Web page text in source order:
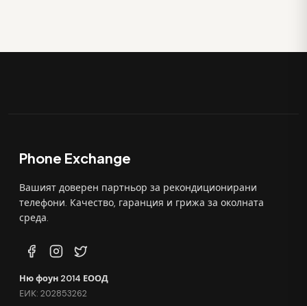
Phone Exchange
Вашият доверен партньор за рекондиционирани
телефони. Качество, гаранция и грижа за околната
среда.
Ню фоун 2014 ЕООД
ЕИК: 202853262